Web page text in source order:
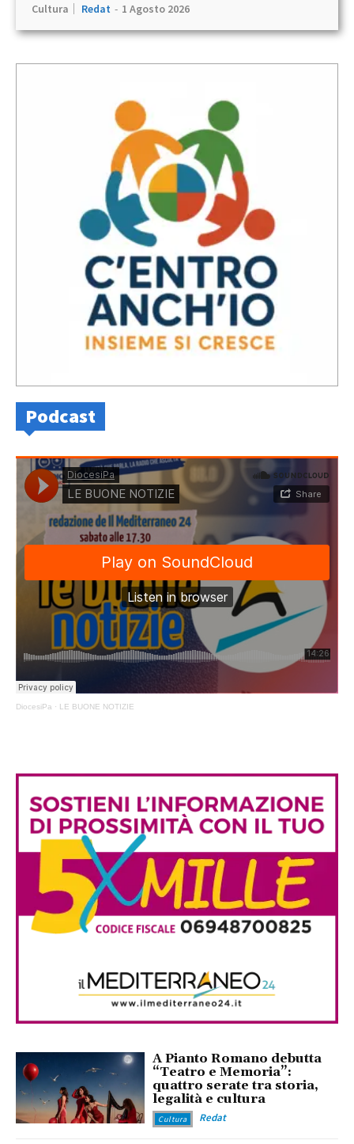
Cultura Redat - 1 Agosto 2026
Podcast
DiocesiPa · LE BUONE NOTIZIE
A Pianto Romano debutta
“Teatro e Memoria”:
quattro serate tra storia,
legalità e cultura
Cultura Redat